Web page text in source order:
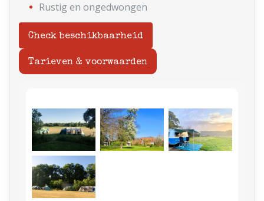
Rustig en ongedwongen
Check beschikbaarheid
Tarieven & voorwaarden